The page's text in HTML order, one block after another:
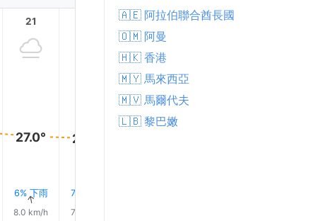
21
27.0°
6% 下雨
↑
8.0 km/h
27.0°
7% 下雨
7.0 km/h
23
🇦🇪 阿拉伯聯合酋長國
🇴🇲 阿曼
🇭🇰 香港
🇲🇾 馬來西亞
🇲🇻 馬爾代夫
🇱🇧 黎巴嫩